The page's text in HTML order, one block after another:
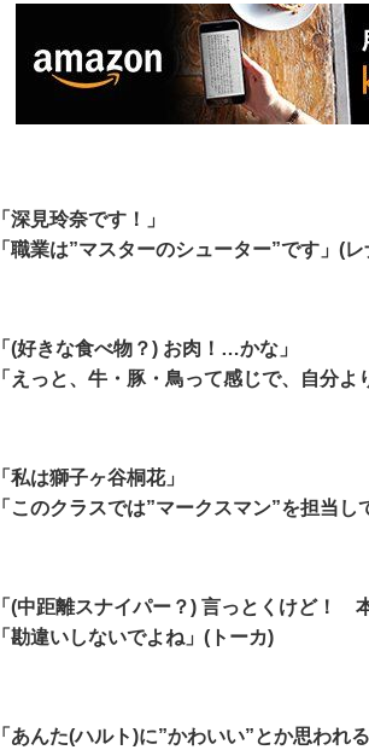
「深見玲奈です！」
「職業は”マスターのシューター”です」(レ
「(好きな食べ物？) お肉！…かな」
「えっと、牛・豚・鳥って感じで、自分
「私は獅子ヶ谷桐花」
「このクラスでは”マークスマン”を担当し
「(中距離スナイパー？) 言っとくけど！
「勘違いしないでよね」(トーカ)
「あんた(ハルト)に”かわいい”とか思われ